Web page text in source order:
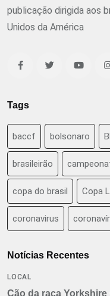
publicação dirigida aos
Unidos da América
Tags
baccf bolsonaro
brasileirão
copa do brasil Copa
coronavirus
Notícias Recentes
LOCAL
Cão da raça